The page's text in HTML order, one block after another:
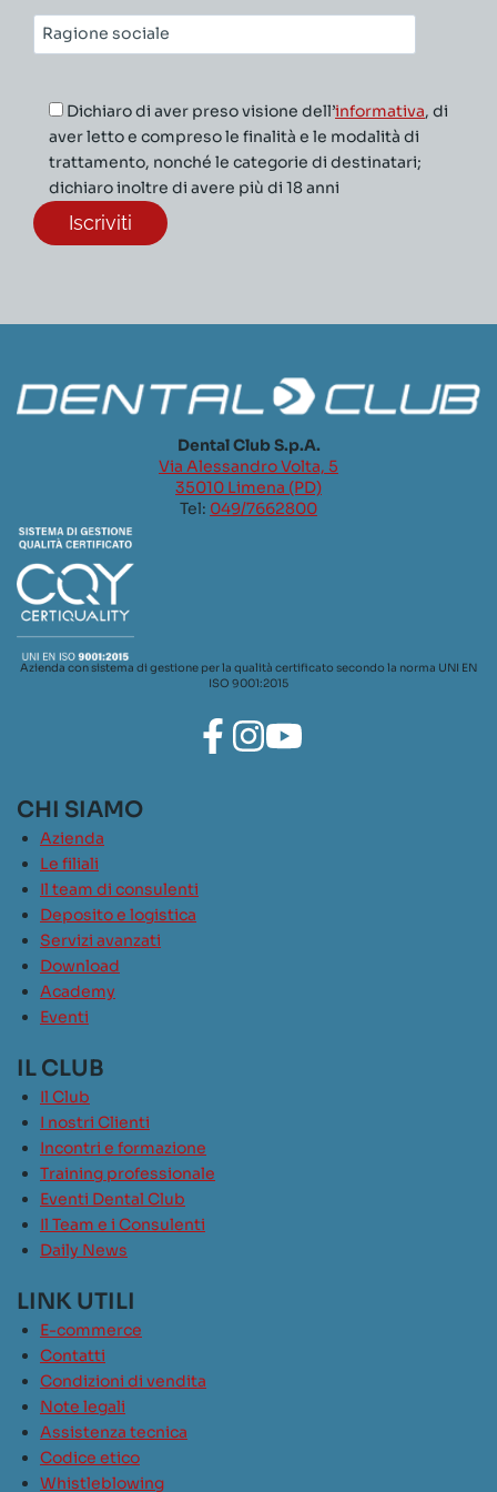
Ragione
sociale*
Dichiaro di aver preso visione dell’informativa, di
aver letto e compreso le finalità e le modalità di
trattamento, nonché le categorie di destinatari;
dichiaro inoltre di avere più di 18 anni
Dental Club S.p.A.
Via Alessandro Volta, 5
35010 Limena (PD)
Tel: 049/7662800
Azienda con sistema di gestione per la qualità certificato secondo la norma UNI EN
ISO 9001:2015
CHI SIAMO
Azienda
Le filiali
Il team di consulenti
Deposito e logistica
Servizi avanzati
Download
Academy
Eventi
IL CLUB
Il Club
I nostri Clienti
Incontri e formazione
Training professionale
Eventi Dental Club
Il Team e i Consulenti
Daily News
LINK UTILI
E-commerce
Contatti
Condizioni di vendita
Note legali
Assistenza tecnica
Codice etico
Whistleblowing